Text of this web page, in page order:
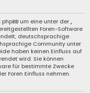
um eine unter der „
Foren-Software
deutschsprachige
Community unter
haben keinen Einfluss auf
wird. Sie können
für bestimmte Zwecke
Foren Einfluss nehmen.